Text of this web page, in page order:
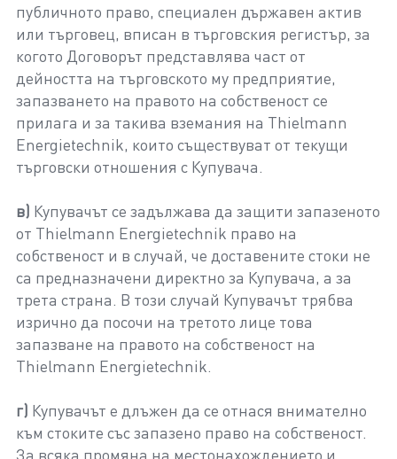
публичното право, специален държавен актив
или търговец, вписан в търговския регистър, за
когото Договорът представлява част от
дейността на търговското му предприятие,
запазването на правото на собственост се
прилага и за такива вземания на Thielmann
Energietechnik, които съществуват от текущи
търговски отношения с Купувача.
в) Купувачът се задължава да защити запазеното
от Thielmann Energietechnik право на
собственост и в случай, че доставените стоки не
са предназначени директно за Купувача, а за
трета страна. В този случай Купувачът трябва
изрично да посочи на третото лице това
запазване на правото на собственост на
Thielmann Energietechnik.
г) Купувачът е длъжен да се отнася внимателно
към стоките със запазено право на собственост.
За всяка промяна на местонахождението и